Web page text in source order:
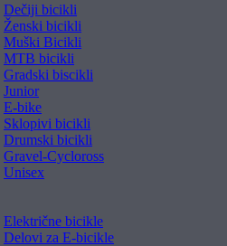
Dečiji bicikli
Ženski bicikli
Muški Bicikli
MTB bicikli
Gradski biscikli
Junior
E-bike
Sklopivi bicikli
Drumski bicikli
Gravel-Cycloross
Unisex
Električne bicikle
Delovi za E-bicikle